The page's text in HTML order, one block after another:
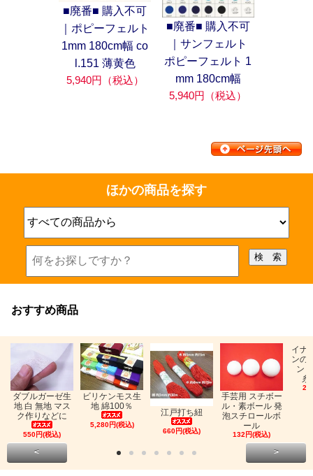
■廃番■ 購入不可
｜ポピーフェルト
1mm 180cm幅 co
l.151 薄黄色
5,940円（税込）
■廃番■ 購入不可
｜サンフェルト
ポピーフェルト 1
mm 180cm幅
5,940円（税込）
ほかの商品を探す
おすすめ商品
ダブルガーゼ生
地 白 無地 マス
ク作りなどに
550円(税込)
ビリケンモス生
地 綿100％
5,280円(税込)
江戸打ち紐
660円(税込)
手芸用 スチボー
ル・素ボール 発
泡スチロールボ
ール
132円(税込)
イナ
ンの
ン
糸
< >